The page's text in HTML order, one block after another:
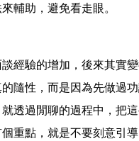
輔助，避免看走眼。
經驗的增加，後來其實
隨性，而是因為先做過
透過閒聊的過程中，把
重點，就是不要刻意引